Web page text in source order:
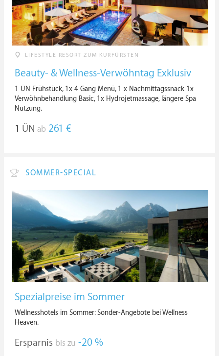
LIFESTYLE RESORT ZUM KURFÜRSTEN
Beauty- & Wellness-Verwöhntag Exklusiv
1 ÜN Frühstück, 1x 4 Gang Menü, 1 x Nachmittagssnack 1x
Verwöhnbehandlung Basic, 1x Hydrojetmassage, längere Spa
Nutzung.
1 ÜN ab 261 €
SOMMER-SPECIAL
Spezialpreise im Sommer
Wellnesshotels im Sommer: Sonder-Angebote bei Wellness
Heaven.
Ersparnis bis zu -20 %